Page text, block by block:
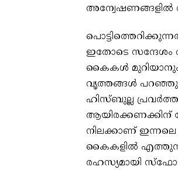
അന്വേഷണങ്ങളില്‍
ഇതോടെ സന്ദേശം
കൈകള്‍ മുറിയാനും
വൃത്തങ്ങള്‍
ഹിസ്ബുല്ല
ആയിരക്കണക്കിന്
നിലക്കാണ്
കൈകളില്‍
രഹസ്യമായി